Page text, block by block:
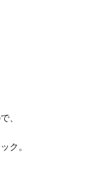
、
ク。